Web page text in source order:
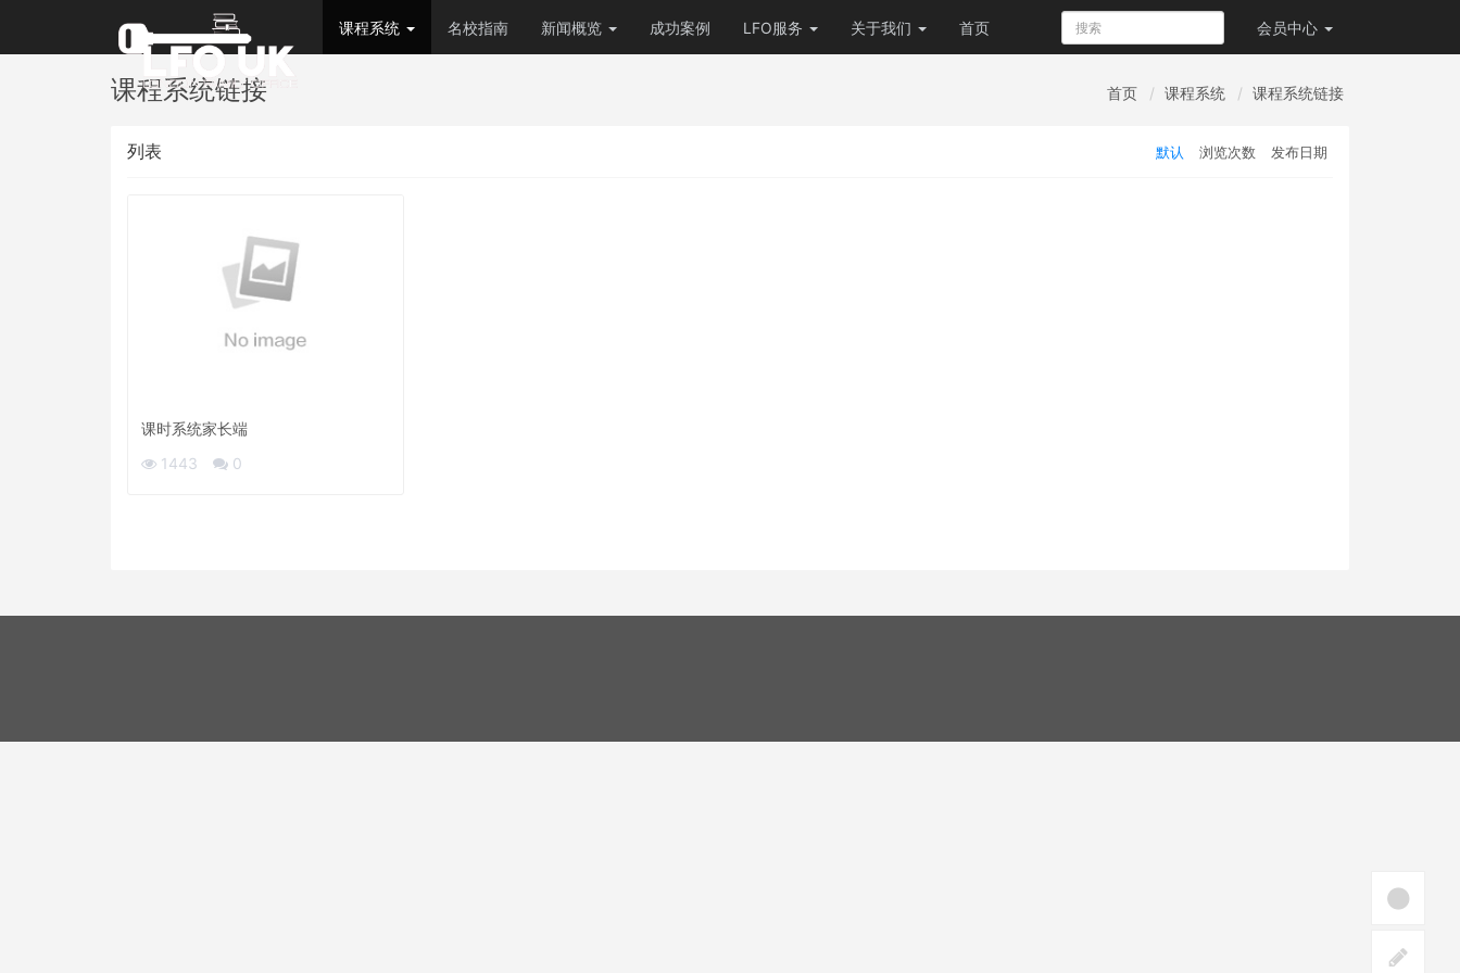
课程系统 名校指南 新闻概览 成功案例 LFO服务 关于我们 首页 会员中心
课程系统链接 首页 课程系统 课程系统链接
列表 默认 浏览次数 发布日期
课时系统家长端
1443
0